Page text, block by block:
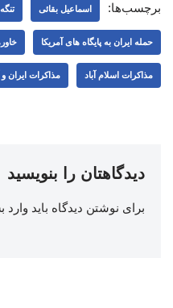
برچسب‌ها: اسماعیل بقائی
حمله ایران به پایگاه های آمریکا
مذاکرات اسلام آباد مذاکرات ایران و
دیدگاهتان را بنویسید
برای نوشتن دیدگاه باید وارد